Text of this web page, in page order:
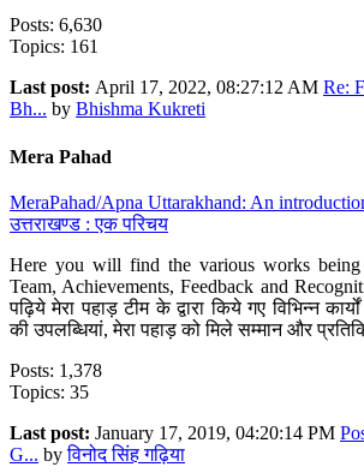
Posts: 6,630
Topics: 161
Last post: April 17, 2022, 08:27:12 AM Re:
Bh... by Bhishma Kukreti
Mera Pahad
MeraPahad/Apna Uttarakhand: An
उत्तराखण्ड : एक परिचय
Here you will find the various works being
Team, Achievements, Feedback and
पढ़िये मेरा पहाड़ टीम के द्वारा किये गए विभिन्न
की उपलब्धियां, मेरा पहाड़ को मिले सम्मान और
Posts: 1,378
Topics: 35
Last post: January 17, 2019, 04:20:14 PM
G... byविनोद सिंह गढ़िया